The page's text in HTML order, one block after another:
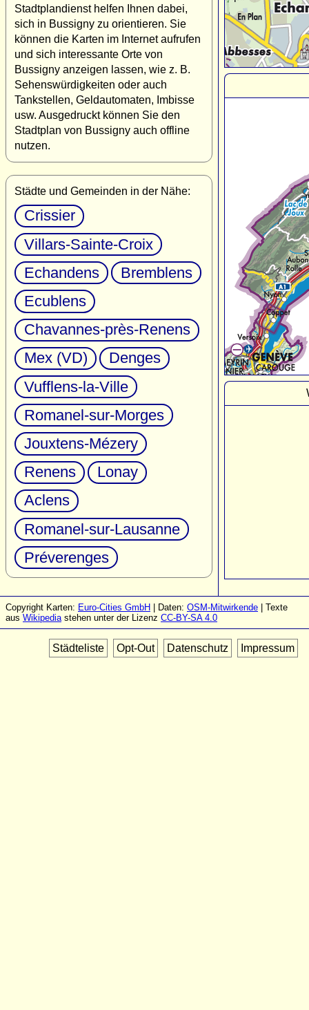
Stadtplandienst helfen Ihnen dabei,
sich in Bussigny zu orientieren. Sie
können die Karten im Internet aufrufen
und sich interessante Orte von
Bussigny anzeigen lassen, wie z. B.
Sehenswürdigkeiten oder auch
Tankstellen, Geldautomaten, Imbisse
usw. Ausgedruckt können Sie den
Stadtplan von Bussigny auch offline
nutzen.
Städte und Gemeinden in der Nähe:
Crissier
Villars-Sainte-Croix
Echandens
Bremblens
Ecublens
Chavannes-près-Renens
Mex (VD)
Denges
Vufflens-la-Ville
Romanel-sur-Morges
Jouxtens-Mézery
Renens
Lonay
Aclens
Romanel-sur-Lausanne
Préverenges
Copyright Karten: Euro-Cities GmbH | Daten: OSM-Mitwirkende | Texte
aus Wikipediastehen unter der Lizenz CC-BY-SA 4.0
Städteliste Opt-Out Datenschutz Impressum